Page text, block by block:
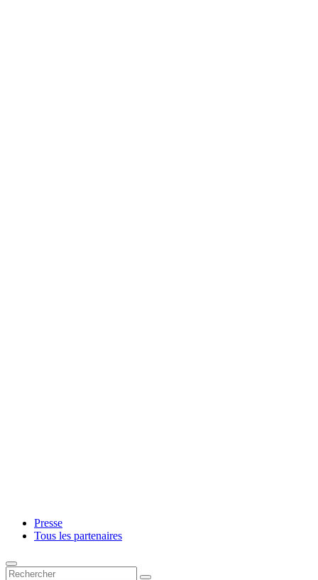
Presse
Tous les partenaires